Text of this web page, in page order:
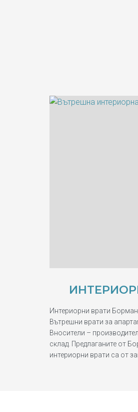
Интериорни врати
Вътрешни врати за
Вносители –
склад. Предлаганите от
интериорни врати са от